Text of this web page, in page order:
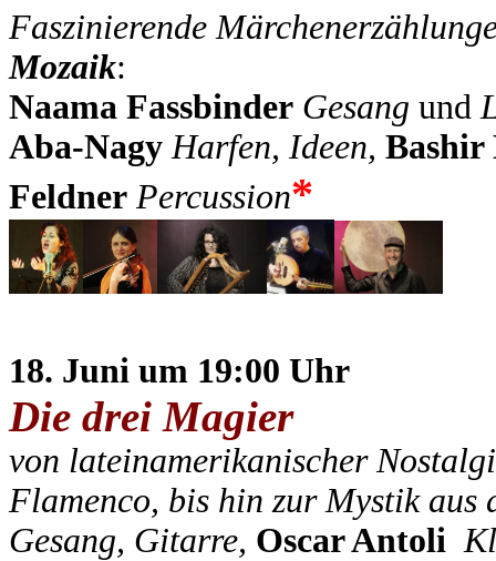
Faszinierende
Mozaik:
Naama Fassbinder Gesang und
Aba-Nagy Harfen, Ideen,
Feldner Percussion*
18. Juni um 19:00 Uhr
Die drei Magier
von lateinamerikanischer
Flamenco, bis hin zur Mystik aus
Gesang, Gitarre, Oscar Antoli